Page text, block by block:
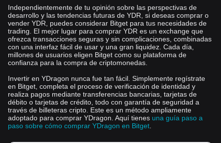
Independientemente de tu opinión sobre las perspectivas de
desarrollo y las tendencias futuras de YDR, si deseas comprar o
vender YDR, puedes considerar Bitget para tus necesidades de
trading. El mejor lugar para comprar YDR es un exchange que
ofrezca transacciones seguras y sin complicaciones, combinadas
con una interfaz fácil de usar y una gran liquidez. Cada día,
millones de usuarios eligen Bitget como su plataforma de
confianza para la compra de criptomonedas.
Invertir en YDragon nunca fue tan fácil. Simplemente regístrate
en Bitget, completa el proceso de verificación de identidad y
realiza pagos mediante transferencias bancarias, tarjetas de
débito o tarjetas de crédito, todo con garantía de seguridad a
través de billeteras cripto. Este es un método ampliamente
adoptado para comprar YDragon. Aquí tienes una guía paso a
paso sobre cómo comprar YDragon en Bitget